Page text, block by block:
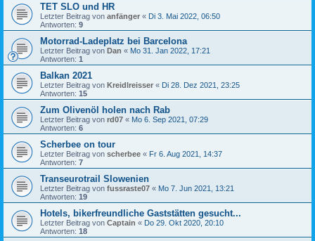
TET SLO und HR
Letzter Beitrag von anfänger « Di 3. Mai 2022, 06:50
Antworten: 9
Motorrad-Ladeplatz bei Barcelona
Letzter Beitrag von Dan « Mo 31. Jan 2022, 17:21
Antworten: 1
Balkan 2021
Letzter Beitrag von Kreidlreisser « Di 28. Dez 2021, 23:25
Antworten: 15
Zum Olivenöl holen nach Rab
Letzter Beitrag von rd07 « Mo 6. Sep 2021, 07:29
Antworten: 6
Scherbee on tour
Letzter Beitrag von scherbee « Fr 6. Aug 2021, 14:37
Antworten: 7
Transeurotrail Slowenien
Letzter Beitrag von fussraste07 « Mo 7. Jun 2021, 13:21
Antworten: 19
Hotels, bikerfreundliche Gaststätten gesucht...
Letzter Beitrag von Captain « Do 29. Okt 2020, 20:10
Antworten: 18